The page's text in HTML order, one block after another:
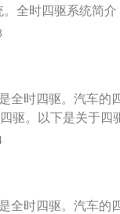
全时四驱系统简
能，这种车的四驱
驱动力。因此这种
要目的就是为了提
全时四驱。汽车的
驱。以下是关于四
才会配备适时四
配9挡手自一体变速
排放标准。
全时四驱。汽车的